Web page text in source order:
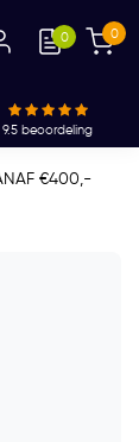
0 0
9.5 beoordeling
€400,-